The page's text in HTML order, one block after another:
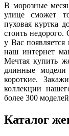
В морозные
улице сможет
пуховая куртка
стоить
у Вас появляется
наш интернет
Мечтая купить
длинные
короткие.
коллекции
более 300
Каталог